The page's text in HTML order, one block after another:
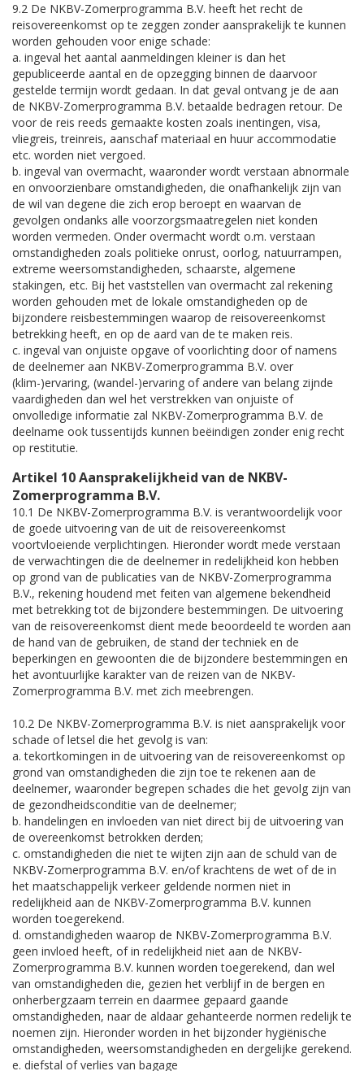
9.2 De NKBV-Zomerprogramma B.V. heeft het recht de
reisovereenkomst op te zeggen zonder aansprakelijk te kunnen
worden gehouden voor enige schade:
a. ingeval het aantal aanmeldingen kleiner is dan het
gepubliceerde aantal en de opzegging binnen de daarvoor
gestelde termijn wordt gedaan. In dat geval ontvang je de aan
de NKBV-Zomerprogramma B.V. betaalde bedragen retour. De
voor de reis reeds gemaakte kosten zoals inentingen, visa,
vliegreis, treinreis, aanschaf materiaal en huur accommodatie
etc. worden niet vergoed.
b. ingeval van overmacht, waaronder wordt verstaan abnormale
en onvoorzienbare omstandigheden, die onafhankelijk zijn van
de wil van degene die zich erop beroept en waarvan de
gevolgen ondanks alle voorzorgsmaatregelen niet konden
worden vermeden. Onder overmacht wordt o.m. verstaan
omstandigheden zoals politieke onrust, oorlog, natuurrampen,
extreme weersomstandigheden, schaarste, algemene
stakingen, etc. Bij het vaststellen van overmacht zal rekening
worden gehouden met de lokale omstandigheden op de
bijzondere reisbestemmingen waarop de reisovereenkomst
betrekking heeft, en op de aard van de te maken reis.
c. ingeval van onjuiste opgave of voorlichting door of namens
de deelnemer aan NKBV-Zomerprogramma B.V. over
(klim-)ervaring, (wandel-)ervaring of andere van belang zijnde
vaardigheden dan wel het verstrekken van onjuiste of
onvolledige informatie zal NKBV-Zomerprogramma B.V. de
deelname ook tussentijds kunnen beëindigen zonder enig recht
op restitutie.
Artikel 10 Aansprakelijkheid van de NKBV-
Zomerprogramma B.V.
10.1 De NKBV-Zomerprogramma B.V. is verantwoordelijk voor
de goede uitvoering van de uit de reisovereenkomst
voortvloeiende verplichtingen. Hieronder wordt mede verstaan
de verwachtingen die de deelnemer in redelijkheid kon hebben
op grond van de publicaties van de NKBV-Zomerprogramma
B.V., rekening houdend met feiten van algemene bekendheid
met betrekking tot de bijzondere bestemmingen. De uitvoering
van de reisovereenkomst dient mede beoordeeld te worden aan
de hand van de gebruiken, de stand der techniek en de
beperkingen en gewoonten die de bijzondere bestemmingen en
het avontuurlijke karakter van de reizen van de NKBV-
Zomerprogramma B.V. met zich meebrengen.
10.2 De NKBV-Zomerprogramma B.V. is niet aansprakelijk voor
schade of letsel die het gevolg is van:
a. tekortkomingen in de uitvoering van de reisovereenkomst op
grond van omstandigheden die zijn toe te rekenen aan de
deelnemer, waaronder begrepen schades die het gevolg zijn van
de gezondheidsconditie van de deelnemer;
b. handelingen en invloeden van niet direct bij de uitvoering van
de overeenkomst betrokken derden;
c. omstandigheden die niet te wijten zijn aan de schuld van de
NKBV-Zomerprogramma B.V. en/of krachtens de wet of de in
het maatschappelijk verkeer geldende normen niet in
redelijkheid aan de NKBV-Zomerprogramma B.V. kunnen
worden toegerekend.
d. omstandigheden waarop de NKBV-Zomerprogramma B.V.
geen invloed heeft, of in redelijkheid niet aan de NKBV-
Zomerprogramma B.V. kunnen worden toegerekend, dan wel
van omstandigheden die, gezien het verblijf in de bergen en
onherbergzaam terrein en daarmee gepaard gaande
omstandigheden, naar de aldaar gehanteerde normen redelijk te
noemen zijn. Hieronder worden in het bijzonder hygiënische
omstandigheden, weersomstandigheden en dergelijke gerekend.
e. diefstal of verlies van bagage